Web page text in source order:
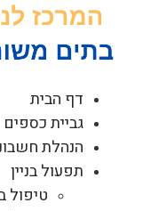
דף הבית
גביית כספים
הנהלת
תפעול בניין
טיפול